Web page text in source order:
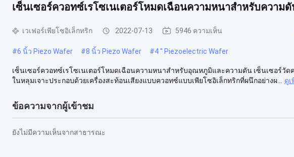
เซ็นเซอร์ควอทซ์เรโซเนเตอร์โหมดเฉือนความหนาสำหรับควา
เวเฟอร์เพียโซอิเล็กทริก 2022-07-13 5946 ความเห็น
#6 นิ้ว Piezo Wafer #8 นิ้ว Piezo Wafer #4 '' Piezoelectric Wafer
เซ็นเซอร์ควอทซ์เรโซเนเตอร์โหมดเฉือนความหนาสำหรับอุณหภูมิและความดัน เซ็นเซอร์
ในหลุมเจาะประกอบด้วยเครื่องสะท้อนเสียงแบบควอทซ์แบบเพียโซอิเล็กทริกที่ผนึกอย่างผ...
ดูเ
ข้อความจากผู้เข้าชม
ยังไม่มีความเห็นจากสาธารณะ